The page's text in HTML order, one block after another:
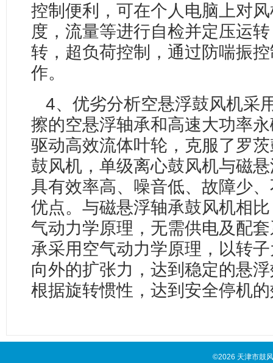
控制便利，可在个人电脑上对
度，流量等进行自检并定压运
转，超负荷控制，通过防喘振
作。
4、优劣分析空悬浮鼓风机采
擦的空悬浮轴承和高速大功率
驱动高效流体叶轮，克服了罗
鼓风机，单级离心鼓风机与磁
具有效率高、噪音低、故障少
优点。与磁悬浮轴承鼓风机相
气动力学原理，无需供电及配
承采用空气动力学原理，以转
向外的扩张力，达到稳定的悬
根据旋转惯性，达到安全停机
©2026 天津市鼓